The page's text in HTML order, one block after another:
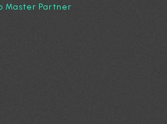
Master Partner